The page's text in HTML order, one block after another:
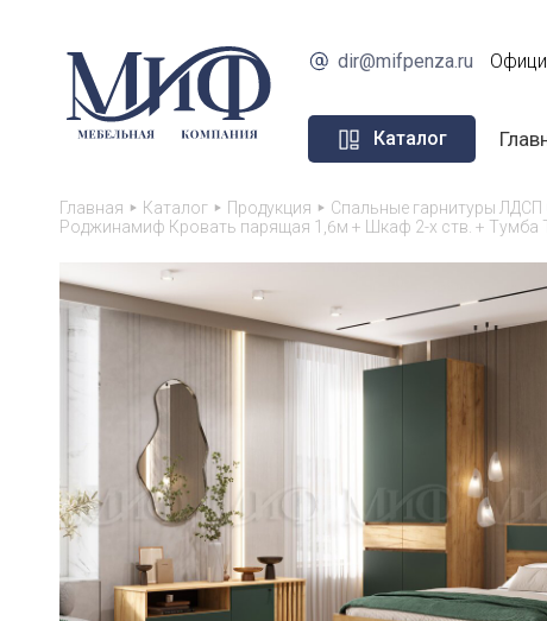
dir@mifpenza.ru
Каталог
Главная Каталог Продукция Спальные гарнитуры
Роджинамиф Кровать парящая 1,6м + Шкаф 2-х ств. + Тумба